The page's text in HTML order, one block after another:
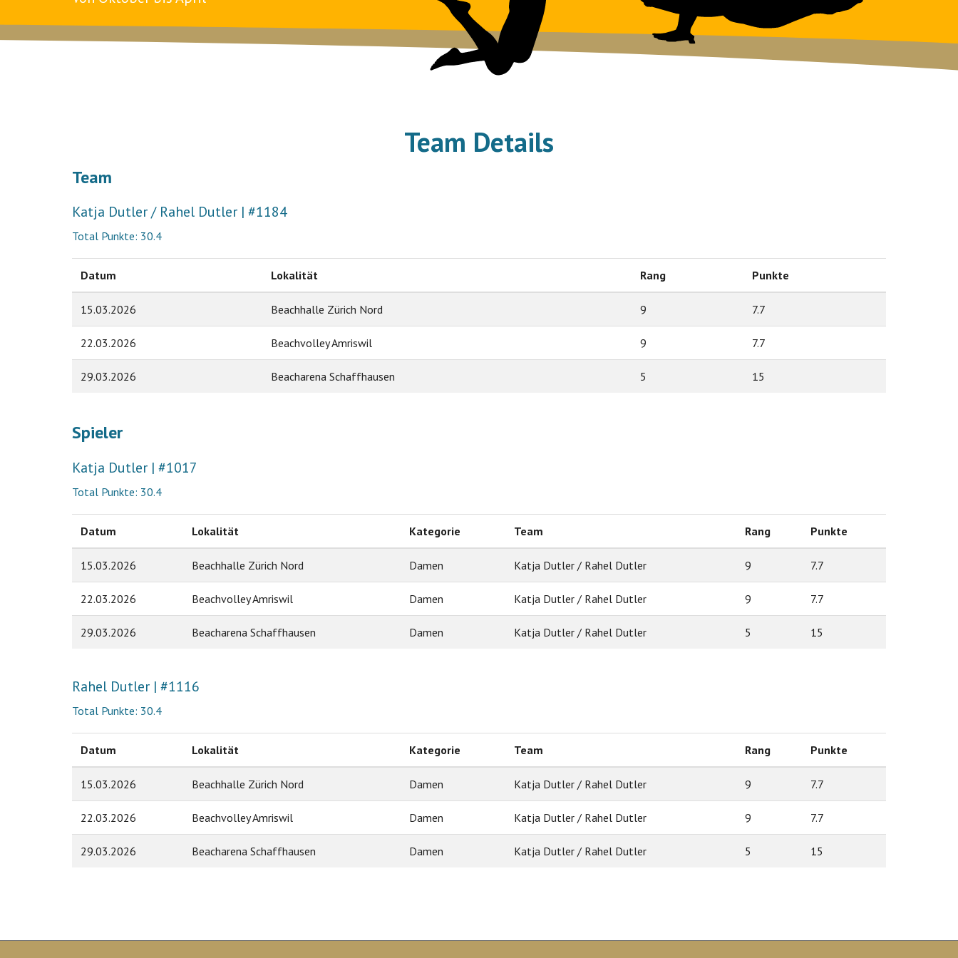
Team Details
Team
Katja Dutler / Rahel Dutler | #1184
Total Punkte: 30.4
Datum Lokalität Rang Punkte
15.03.2026 Beachhalle Zürich Nord 9 7.7
22.03.2026 Beachvolley Amriswil 9 7.7
29.03.2026 Beacharena Schaffhausen 5 15
Spieler
Katja Dutler | #1017
Total Punkte: 30.4
Datum Lokalität Kategorie Team Rang Punkte
15.03.2026 Beachhalle Zürich Nord Damen Katja Dutler / Rahel Dutler 9 7.7
22.03.2026 Beachvolley Amriswil Damen Katja Dutler / Rahel Dutler 9 7.7
29.03.2026 Beacharena Schaffhausen Damen Katja Dutler / Rahel Dutler 5 15
Rahel Dutler | #1116
Total Punkte: 30.4
Datum Lokalität Kategorie Team Rang Punkte
15.03.2026 Beachhalle Zürich Nord Damen Katja Dutler / Rahel Dutler 9 7.7
22.03.2026 Beachvolley Amriswil Damen Katja Dutler / Rahel Dutler 9 7.7
29.03.2026 Beacharena Schaffhausen Damen Katja Dutler / Rahel Dutler 5 15